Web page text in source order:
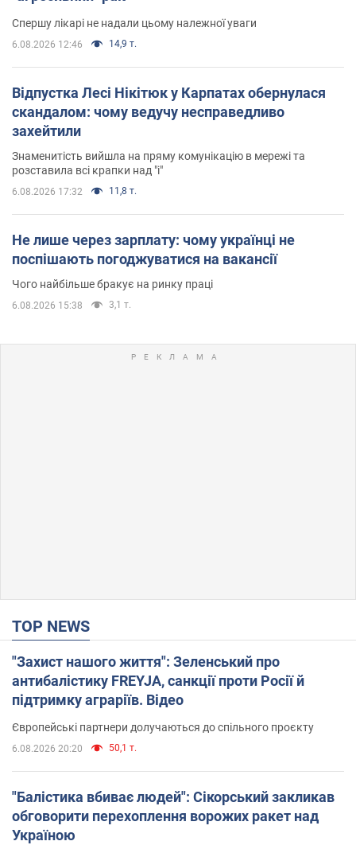
Спершу лікарі не надали цьому належної уваги
6.08.2026 12:46 14,9 т.
Відпустка Лесі Нікітюк у Карпатах обернулася
скандалом: чому ведучу несправедливо
захейтили
Знаменитість вийшла на пряму комунікацію в мережі та
розставила всі крапки над "і"
6.08.2026 17:32 11,8 т.
Не лише через зарплату: чому українці не
поспішають погоджуватися на вакансії
Чого найбільше бракує на ринку праці
6.08.2026 15:38 3,1 т.
TOP NEWS
"Захист нашого життя": Зеленський про
антибалістику FREYJA, санкції проти Росії й
підтримку аграріїв. Відео
Європейські партнери долучаються до спільного проєкту
6.08.2026 20:20 50,1 т.
"Балістика вбиває людей": Сікорський закликав
обговорити перехоплення ворожих ракет над
Україною